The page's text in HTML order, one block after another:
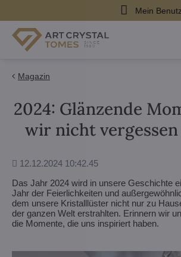
Mein
Magazin
2024: Glänzende
wir nicht
Hinzugefügt
12.12.2024 10:42.45
Das Jahr 2024 wird in unsere Geschichte
Jahr der Feierlichkeiten und
dem unsere Kristalllüster nicht nur zu
der ganzen Welt erstrahlten. Erinnern wir
die Momente, die uns inspiriert haben.